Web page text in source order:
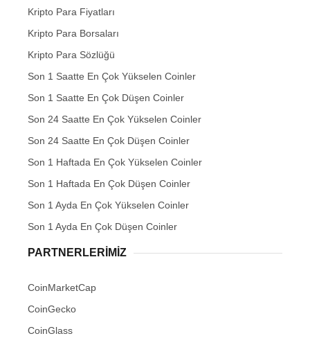
Kripto Para Fiyatları
Kripto Para Borsaları
Kripto Para Sözlüğü
Son 1 Saatte En Çok Yükselen Coinler
Son 1 Saatte En Çok Düşen Coinler
Son 24 Saatte En Çok Yükselen Coinler
Son 24 Saatte En Çok Düşen Coinler
Son 1 Haftada En Çok Yükselen Coinler
Son 1 Haftada En Çok Düşen Coinler
Son 1 Ayda En Çok Yükselen Coinler
Son 1 Ayda En Çok Düşen Coinler
PARTNERLERIMIZ
CoinMarketCap
CoinGecko
CoinGlass